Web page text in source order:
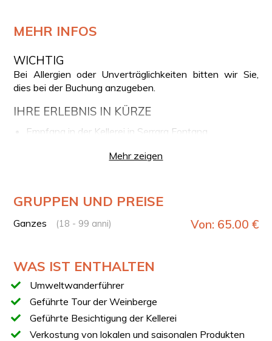
MEHR INFOS
WICHTIG
Bei Allergien oder Unverträglichkeiten bitten wir Sie,
dies bei der Buchung anzugeben.
IHRE ERLEBNIS IN KÜRZE
Empfang in der Kellerei in Serrara Fontana
Verkostung des "Biancolella"
VERKOSTUNG
des autochthonen Weins von Ischia, begleitet von
typischen und saisonalen Produkten. Eine einzigartige
Gelegenheit, die authentischen Aromen der Kampanien
zu entdecken und die enogastronomische Tradition der
Insel zu erkunden.
Mehr zeigen
GRUPPEN UND PREISE
Ganzes (18 - 99 anni) Von: 65.00 €
WAS IST ENTHALTEN
Umweltwanderführer
Geführte Tour der Weinberge
Geführte Besichtigung der Kellerei
Verkostung von lokalen und saisonalen Produkten